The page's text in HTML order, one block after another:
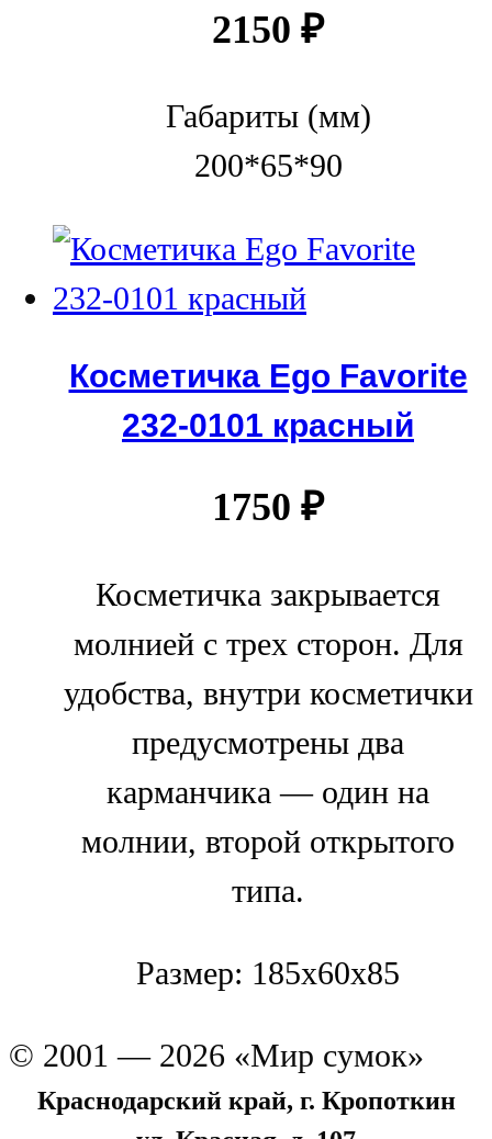
2150 ₽
Габариты (мм)
200*65*90
Косметичка Ego Favorite
232-0101 красный
1750 ₽
Косметичка закрывается
молнией с трех сторон. Для
удобства, внутри косметички
предусмотрены два
карманчика — один на
молнии, второй открытого
типа.
Размер: 185x60x85
© 2001 — 2026 «Мир сумок»
Краснодарский край, г. Кропоткин